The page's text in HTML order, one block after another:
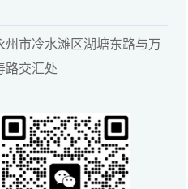
州市冷水滩区湖塘东路与万
路交汇处